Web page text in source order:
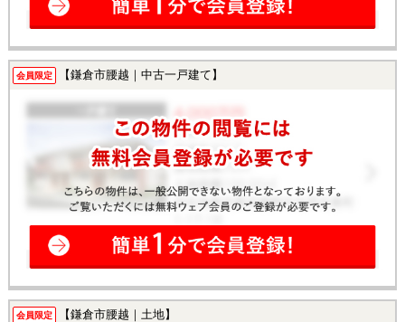
会員限定 【鎌倉市腰越｜中古一戸建て】
会員限定 【鎌倉市腰越｜土地】